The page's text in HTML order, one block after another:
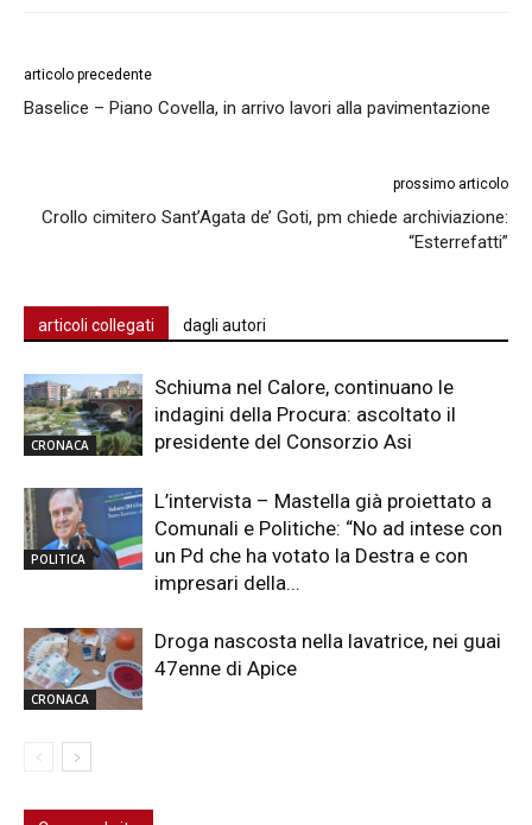
articolo precedente
Baselice – Piano Covella, in arrivo lavori alla pavimentazione
prossimo articolo
Crollo cimitero Sant’Agata de’ Goti, pm chiede archiviazione:
“Esterrefatti”
articoli collegati dagli autori
CRONACA
Schiuma nel Calore, continuano le
indagini della Procura: ascoltato il
presidente del Consorzio Asi
POLITICA
L’intervista – Mastella già proiettato a
Comunali e Politiche: “No ad intese con
un Pd che ha votato la Destra e con
impresari della...
CRONACA
Droga nascosta nella lavatrice, nei guai
47enne di Apice